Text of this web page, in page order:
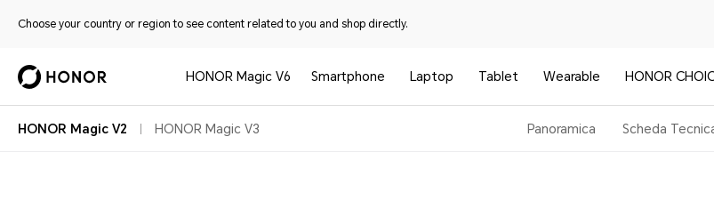
Choose your country or region to see content related to you and shop directly.
HONOR Magic V6 Smartphone Laptop Tablet Wearable HONOR
HONOR Magic V2 HONOR Magic V3 Panoramica Scheda